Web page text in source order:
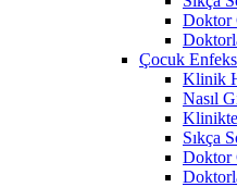
Doktor
Çocuk
Klinik
Nasıl
Sıkça
Doktor